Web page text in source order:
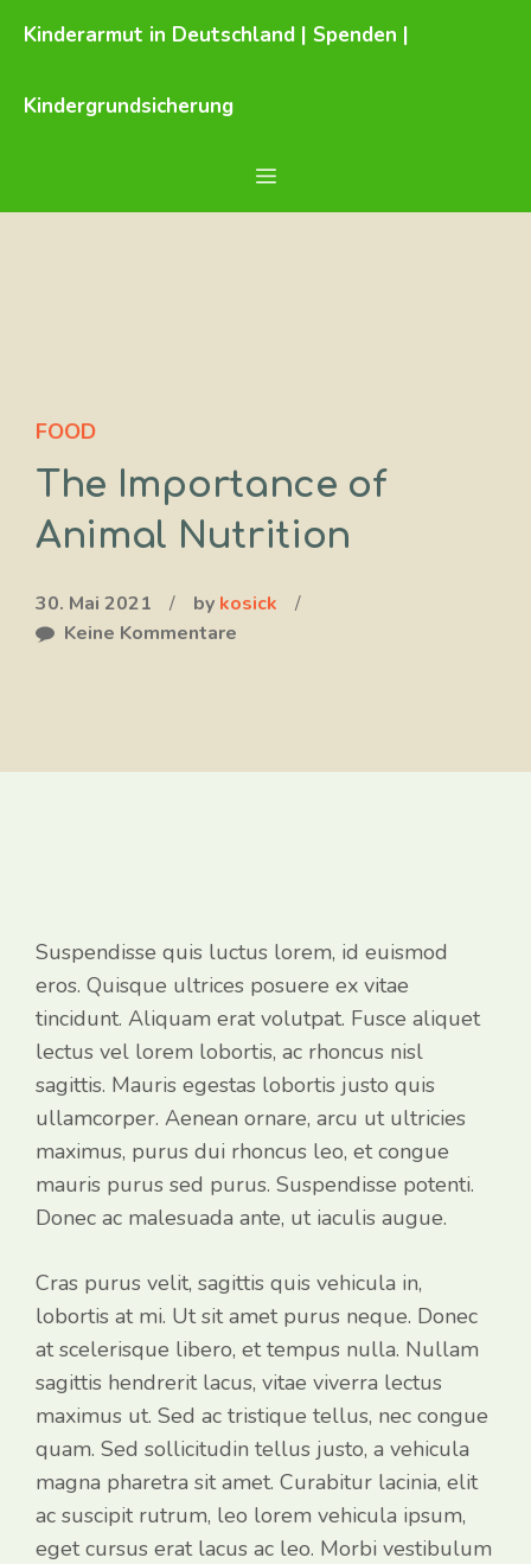
InhaltKinderarmut in Deutschland | Spenden |
Kindergrundsicherung
Menü
FOOD
The Importance of
Animal Nutrition
30. Mai 2021 / by kosick
/
Keine Kommentare
Suspendisse quis luctus lorem, id euismod
eros. Quisque ultrices posuere ex vitae
tincidunt. Aliquam erat volutpat. Fusce aliquet
lectus vel lorem lobortis, ac rhoncus nisl
sagittis. Mauris egestas lobortis justo quis
ullamcorper. Aenean ornare, arcu ut ultricies
maximus, purus dui rhoncus leo, et congue
mauris purus sed purus. Suspendisse potenti.
Donec ac malesuada ante, ut iaculis augue.
Cras purus velit, sagittis quis vehicula in,
lobortis at mi. Ut sit amet purus neque. Donec
at scelerisque libero, et tempus nulla. Nullam
sagittis hendrerit lacus, vitae viverra lectus
maximus ut. Sed ac tristique tellus, nec congue
quam. Sed sollicitudin tellus justo, a vehicula
magna pharetra sit amet. Curabitur lacinia, elit
ac suscipit rutrum, leo lorem vehicula ipsum,
eget cursus erat lacus ac leo. Morbi vestibulum